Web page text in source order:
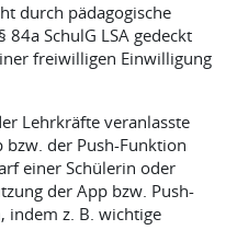
durch pädagogische
SchulG LSA gedeckt
freiwilligen Einwilligung
Lehrkräfte veranlasste
der Push-Funktion
einer Schülerin oder
der App bzw. Push-
indem z. B. wichtige